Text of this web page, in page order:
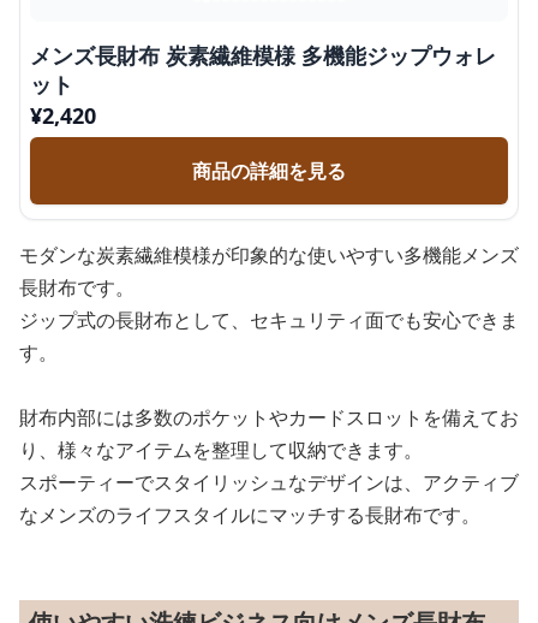
メンズ長財布 炭素繊維模様 多機能ジップウォレ
ット
¥2,420
商品の詳細を見る
モダンな炭素繊維模様が印象的な使いやすい多機能メンズ
長財布です。
ジップ式の長財布として、セキュリティ面でも安心できま
す。
財布内部には多数のポケットやカードスロットを備えてお
り、様々なアイテムを整理して収納できます。
スポーティーでスタイリッシュなデザインは、アクティブ
なメンズのライフスタイルにマッチする長財布です。